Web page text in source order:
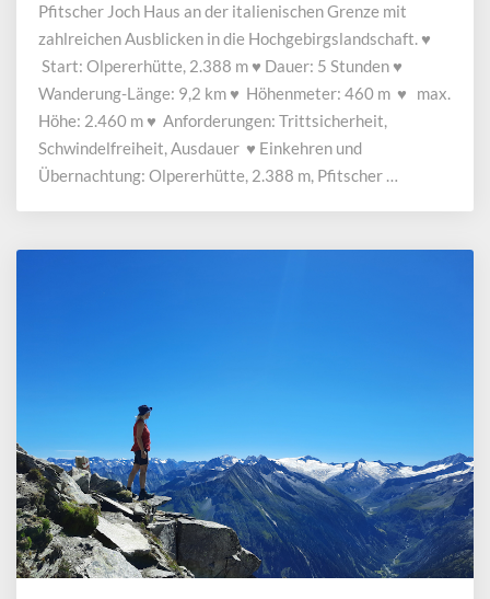
Joch
in
Italien
Pfitscher Joch Haus an der italienischen Grenze mit
zahlreichen Ausblicken in die Hochgebirgslandschaft. ♥
Start: Olpererhütte, 2.388 m ♥ Dauer: 5 Stunden ♥
Wanderung-Länge: 9,2 km ♥ Höhenmeter: 460 m ♥ max.
Höhe: 2.460 m ♥ Anforderungen: Trittsicherheit,
Schwindelfreiheit, Ausdauer ♥ Einkehren und
Übernachtung: Olpererhütte, 2.388 m, Pfitscher …